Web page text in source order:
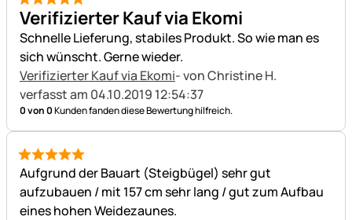
5 von 5
Verifizierter Kauf via Ekomi
Schnelle Lieferung, stabiles Produkt. So wie man es
sich wünscht. Gerne wieder.
Verifizierter Kauf via Ekomi- von Christine H.
verfasst am 04.10.2019 12:54:37
0 von 0Kunden fanden diese Bewertung hilfreich.
5 von 5
Aufgrund der Bauart (Steigbügel) sehr gut
aufzubauen / mit 157 cm sehr lang / gut zum Aufbau
eines hohen Weidezaunes.